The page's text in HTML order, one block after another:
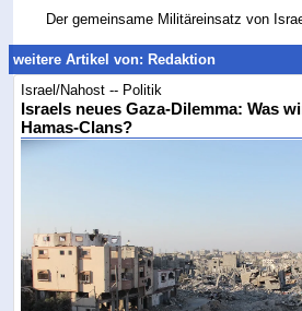
Der gemeinsame Militäreinsatz von
weitere Artikel von: Redaktion
Israel/Nahost -- Politik
Israels neues Gaza-Dilemma: Was
Hamas-Clans?